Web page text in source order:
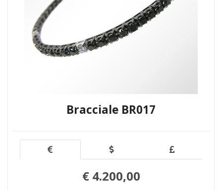
Bracciale BR017
€ 4.200,00